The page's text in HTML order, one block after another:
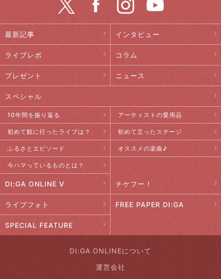
最新記事 インタビュー
ライブレポ コラム
プレゼント ニュース
スペシャル
10年間を振り返る アーティストの愛用品
初めて観に行ったライブは？ 初めて立ったステージ
ふるさとエピソード オススメの楽曲♪
今ハマっているものとは？
DI:GA ONLINE V チケフー！
ライブフォト FREE PAPER DI:GA
SPECIAL FEATURE
DI:GA ONLINEについて
運営会社